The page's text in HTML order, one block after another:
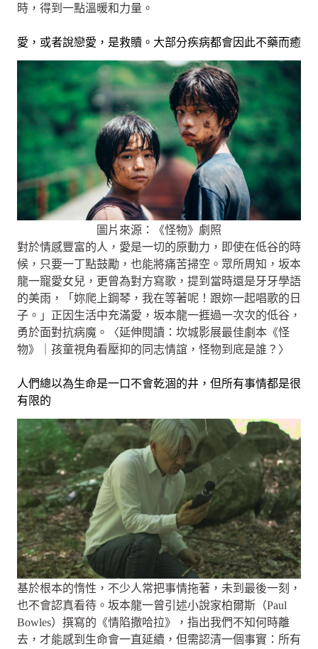
時，得到一點溫暖和力量。
愛，或者說戀愛，是救贖。大部分疾病都會因此不藥而癒
圖片來源：《怪物》劇照
對於情感豐富的人，愛是一切的原動力，即使在低谷的時
候，只要一丁點鼓勵，也能將痛苦掃空。眾所周知，坂本
龍一寵愛女兒，更曾為對方寫歌，提到當時還是牙牙學語
的美雨，「妳爬上鋼琴，我在等著呢！跟妳一起唱歌的日
子。」正因生活中充滿愛，坂本龍一捱過一次次的低谷，
勇於面對抗病魔。〈延伸閱讀：坎城影展最佳劇本《怪
物》｜孩童視角看壓抑的同志情誼，怪物到底是誰？〉
人們總以為生命是一口不會乾涸的井，但所有事情都是很
有限的
基於根本的惰性，不少人常把事情拖著，未到最後一刻，
也不會認真看待。坂本龍一曾引述小說家柏爾斯（Paul
Bowles）撰寫的《情陷撒哈拉》，指出我們不知何時離
去，才能感到生命會一直延續，但需認清一個事實：所有